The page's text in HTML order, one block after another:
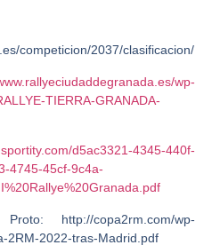
competicion/2037/clasificacion/
wp-
TIERRA-GRANADA-
d5ac3321-4345-440f-
4745-45cf-9c4a-
http://copa2rm.com/wp-
2RM-2022-tras-Madrid.pdf